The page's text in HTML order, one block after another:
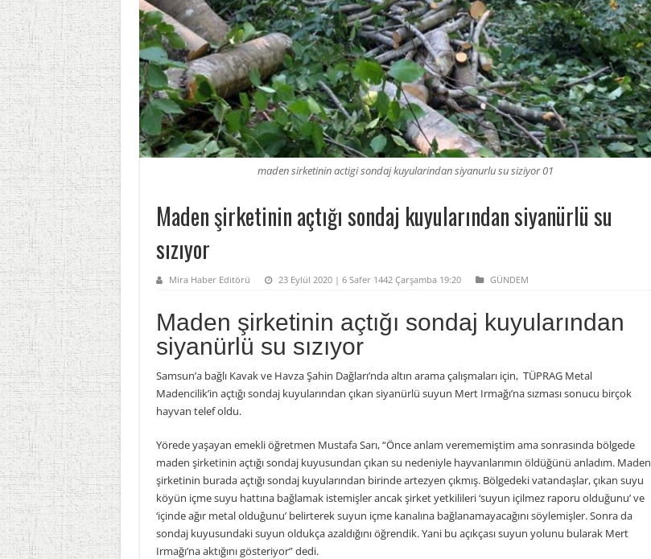
maden sirketinin actigi sondaj kuyularindan siyanurlu su siziyor 01
Maden şirketinin açtığı sondaj kuyularından siyanürlü su
sızıyor
Mira Haber Editörü 23 Eylül 2020 | 6 Safer 1442 Çarşamba 19:20 GÜNDEM
Maden şirketinin açtığı sondaj kuyularından
siyanürlü su sızıyor
Samsun’a bağlı Kavak ve Havza Şahin Dağları’nda altın arama çalışmaları için, TÜPRAG Metal
Madencilik’in açtığı sondaj kuyularından çıkan siyanürlü suyun Mert Irmağı’na sızması sonucu birçok
hayvan telef oldu.
Yörede yaşayan emekli öğretmen Mustafa Sarı, “Önce anlam verememiştim ama sonrasında bölgede
maden şirketinin açtığı sondaj kuyusundan çıkan su nedeniyle hayvanlarımın öldüğünü anladım. Maden
şirketinin burada açtığı sondaj kuyularından birinde artezyen çıkmış. Bölgedeki vatandaşlar, çıkan suyu
köyün içme suyu hattına bağlamak istemişler ancak şirket yetkilileri ‘suyun içilmez raporu olduğunu’ ve
‘içinde ağır metal olduğunu’ belirterek suyun içme kanalına bağlanamayacağını söylemişler. Sonra da
sondaj kuyusundaki suyun oldukça azaldığını öğrendik. Yani bu açıkçası suyun yolunu bularak Mert
Irmağı’na aktığını gösteriyor” dedi.